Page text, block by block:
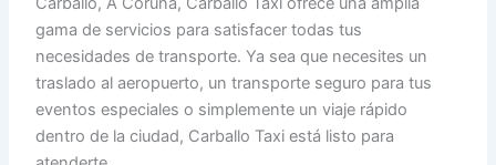
gama de servicios para satisfacer todas tus
necesidades de transporte. Ya sea que necesites un
traslado al aeropuerto, un transporte seguro para tus
eventos especiales o simplemente un viaje rápido
dentro de la ciudad, Carballo Taxi está listo para